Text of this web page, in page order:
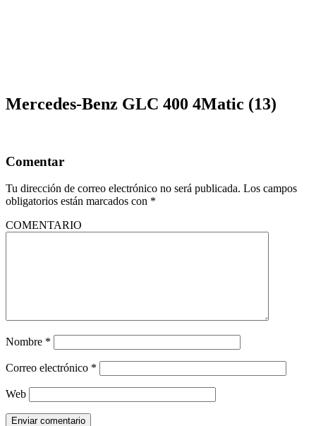
Mercedes-Benz GLC 400 4Matic (13)
Comentar
Tu dirección de correo electrónico no será publicada. Los campos
obligatorios están marcados con *
COMENTARIO
Nombre *
Correo electrónico *
Web